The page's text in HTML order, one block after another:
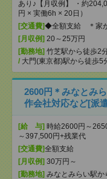
あり♪【月収例】 ・約
円 × 実働6h × 20日）
[交通費]◆全額支給 ＊家が
[月収例] 20～25万円
[勤務地] 竹芝駅から徒歩2
/ 大門(東京都)駅から徒歩5
2600円＊みなとみ
作会社対応など[派
[給 与] 時給2600円～
～397,500円+残業代
[交通費]全額支給
[月収例] 30万円～
[勤務地] みなとみらい駅か